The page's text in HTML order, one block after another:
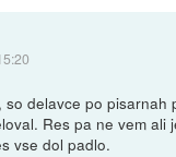
so delavce po pisarnah
Res pa ne vem ali
vse dol padlo.